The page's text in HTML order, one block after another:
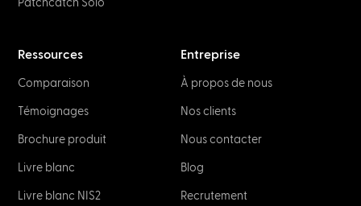
Patchcatch Solo
Ressources
Comparaison
Témoignages
Brochure produit
Livre blanc
Livre blanc NIS2
Entreprise
À propos de nous
Nos clients
Nous contacter
Blog
Recrutement